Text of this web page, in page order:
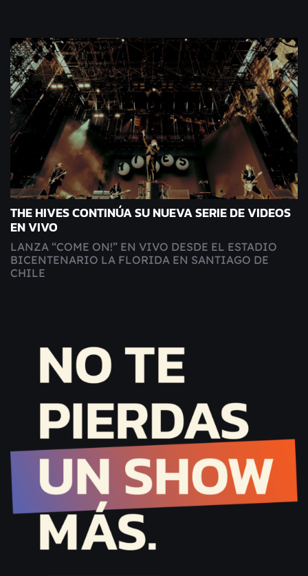
THE HIVES CONTINÚA SU NUEVA SERIE DE VIDEOS
EN VIVO
LANZA “COME ON!” EN VIVO DESDE EL ESTADIO
BICENTENARIO LA FLORIDA EN SANTIAGO DE
CHILE